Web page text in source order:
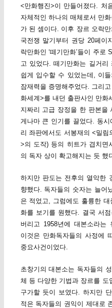
<만화행진>이 만들어졌다. 처
자체적인 하나의 매체로서 만
가 된 셈이다. 이후 장르 오락
국전쟁 말기부터 권당 20페이
락만화인 ‘떼기만화’들이 주로
고 있었다. 떼기만화는 길거리
쉽게 입수할 수 있었는데, 이
잠재력을 증명해주었다. 그리
화세계>를 내던 출판사인 만화
지짜리 고급 장정을 한 판본을
게나마 큰 인기를 끌었다. 동
리 좌판에서도 서봉재의 <밀
>의 도작) 등의 히트가 겹치면
의 독자 상이 확고해지는 듯 했
하지만 판도는 전후의 열악한
향했다. 독자들의 숫자는 늘어
은 적었고, 그럼에도 훌륭한
화를 보기를 원했다. 결국 서
버리고 1958년에 대본소라는
이것은 만화독자들의 사정에
중요사건이었다.
초창기의 대본소는 독자들의
체 등 다양한 기법과 장르를 도
구가할 듯이 보였다. 하지만
적은 독자들의 권익이 제대로